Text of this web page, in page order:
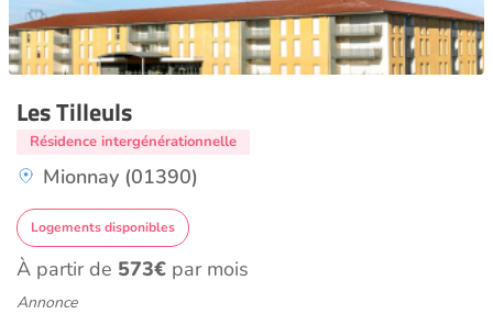
Les Tilleuls
Résidence intergénérationnelle
Mionnay (01390)
Logements disponibles
À partir de 573€ par mois
Annonce